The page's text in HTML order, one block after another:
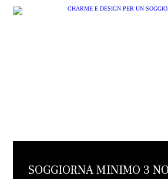
NOTTI ED OT...